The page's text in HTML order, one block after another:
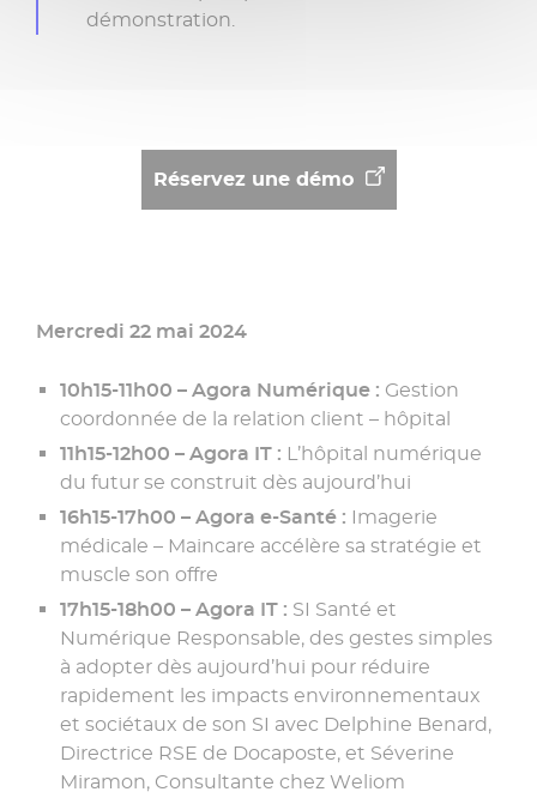
démonstration.
Réservez une démo
Mercredi 22 mai 2024
10h15-11h00 – Agora Numérique : Gestion
coordonnée de la relation client – hôpital
11h15-12h00 – Agora IT : L’hôpital numérique
du futur se construit dès aujourd’hui
16h15-17h00 – Agora e-Santé : Imagerie
médicale – Maincare accélère sa stratégie et
muscle son offre
17h15-18h00 – Agora IT : SI Santé et
Numérique Responsable, des gestes simples
à adopter dès aujourd’hui pour réduire
rapidement les impacts environnementaux
et sociétaux de son SI avec Delphine Benard,
Directrice RSE de Docaposte, et Séverine
Miramon, Consultante chez Weliom